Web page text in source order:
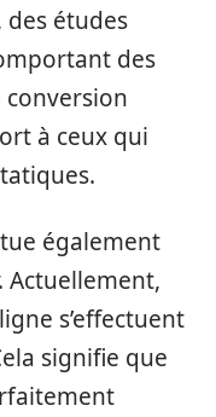
études
des
à ceux qui
également
Actuellement,
s’effectuent
signifie que